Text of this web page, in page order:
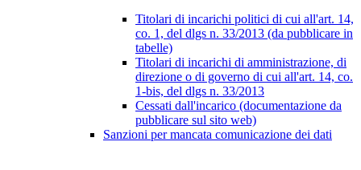
Titolari di incarichi politici di cui all'art. 14,
co. 1, del dlgs n. 33/2013 (da pubblicare in
tabelle)
Titolari di incarichi di amministrazione, di
direzione o di governo di cui all'art. 14, co.
1-bis, del dlgs n. 33/2013
Cessati dall'incarico (documentazione da
pubblicare sul sito web)
Sanzioni per mancata comunicazione dei dati